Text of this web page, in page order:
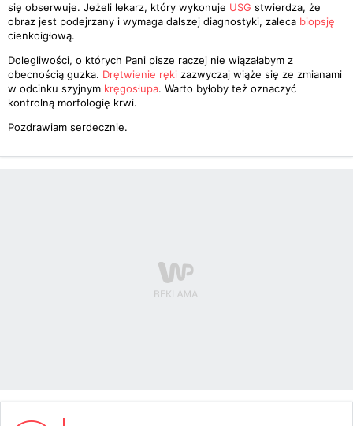
się obserwuje. Jeżeli lekarz, który wykonuje USG stwierdza, że
obraz jest podejrzany i wymaga dalszej diagnostyki, zaleca biopsję
cienkoigłową.
Dolegliwości, o których Pani pisze raczej nie wiązałabym z
obecnością guzka. Drętwienie ręki zazwyczaj wiąże się ze zmianami
w odcinku szyjnym kręgosłupa. Warto byłoby też oznaczyć
kontrolną morfologię krwi.
Pozdrawiam serdecznie.